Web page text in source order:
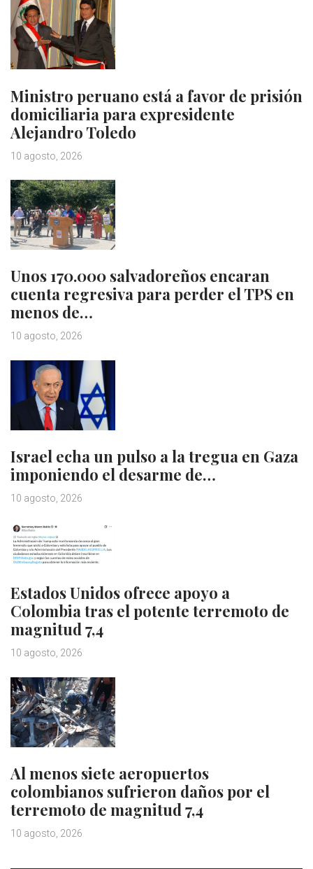
Ministro peruano está a favor de prisión
domiciliaria para expresidente
Alejandro Toledo
10 agosto, 2026
Unos 170.000 salvadoreños encaran
cuenta regresiva para perder el TPS en
menos de…
10 agosto, 2026
Israel echa un pulso a la tregua en Gaza
imponiendo el desarme de…
10 agosto, 2026
Estados Unidos ofrece apoyo a
Colombia tras el potente terremoto de
magnitud 7,4
10 agosto, 2026
Al menos siete aeropuertos
colombianos sufrieron daños por el
terremoto de magnitud 7,4
10 agosto, 2026